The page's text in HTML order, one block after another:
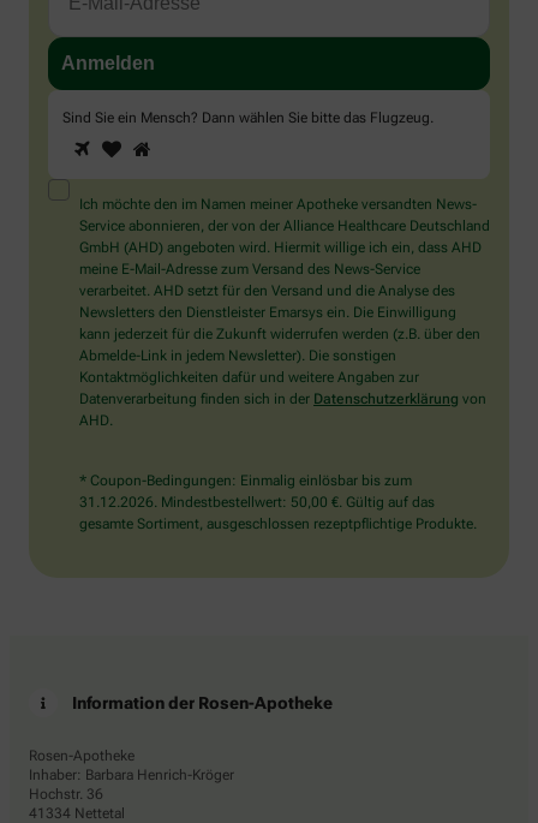
Sind Sie ein Mensch? Dann wählen Sie bitte das Flugzeug
Sind
Sie
ein
Mensch?
Dann
wählen
Sie
bitte
das
Flugzeug.
1 2
Ich möchte den im Namen meiner Apotheke versandten News-
Service abonnieren, der von der Alliance Healthcare Deutschland
GmbH (AHD) angeboten wird. Hiermit willige ich ein, dass AHD
meine E-Mail-Adresse zum Versand des News-Service
verarbeitet. AHD setzt für den Versand und die Analyse des
Newsletters den Dienstleister Emarsys ein. Die Einwilligung
kann jederzeit für die Zukunft widerrufen werden (z.B. über den
Abmelde-Link in jedem Newsletter). Die sonstigen
Kontaktmöglichkeiten dafür und weitere Angaben zur
Datenverarbeitung finden sich in der Datenschutzerklärung von
AHD.
* Coupon-Bedingungen: Einmalig einlösbar bis zum
31.12.2026. Mindestbestellwert: 50,00 €. Gültig auf das
gesamte Sortiment, ausgeschlossen rezeptpflichtige Produkte.
Information der Rosen-Apotheke
Rosen-Apotheke
Inhaber: Barbara Henrich-Kröger
Hochstr. 36
41334 Nettetal